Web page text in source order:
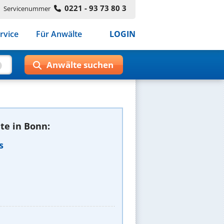
Servicenummer 0221 - 93 73 80 3
Für Anwälte LOGIN
in Bonn: